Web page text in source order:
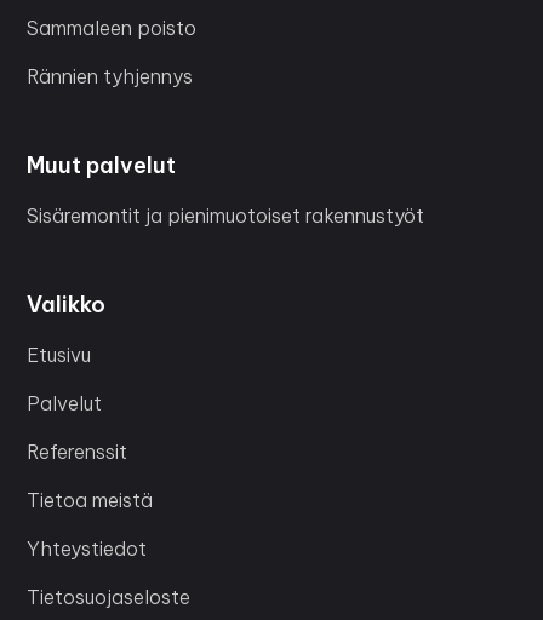
Sammaleen poisto
Rännien tyhjennys
Muut palvelut
Sisäremontit ja pienimuotoiset rakennustyöt
Valikko
Etusivu
Palvelut
Referenssit
Tietoa meistä
Yhteystiedot
Tietosuojaseloste